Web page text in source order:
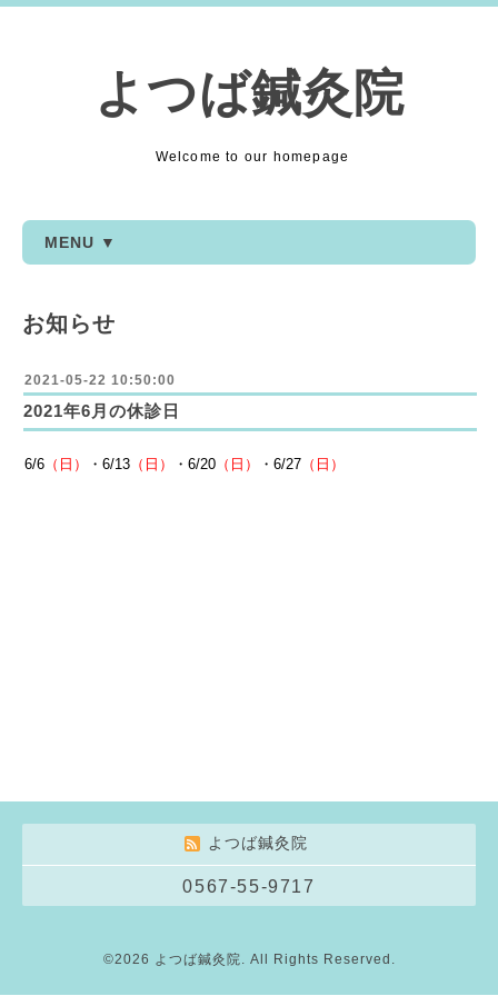
よつば鍼灸院
Welcome to our homepage
MENU ▼
お知らせ
2021-05-22 10:50:00
2021年6月の休診日
6/6 （日） ・6/13 （日） ・6/20 （日） ・6/27 （日）
よつば鍼灸院
0567-55-9717
©2026 よつば鍼灸院. All Rights Reserved.